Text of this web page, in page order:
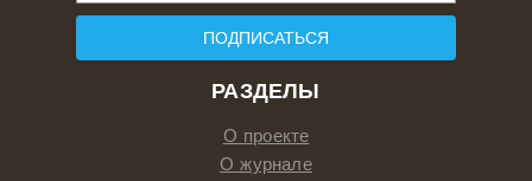
РАЗДЕЛЫ
О проекте
О журнале
ПОДПИСАТЬСЯ